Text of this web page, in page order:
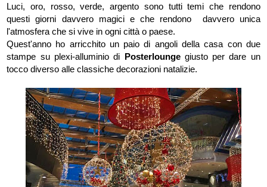
Luci, oro, rosso, verde, argento sono tutti temi che rendono
questi giorni davvero magici e che rendono davvero unica
l'atmosfera che si vive in ogni città o paese.
Quest'anno ho arricchito un paio di angoli della casa con due
stampe su plexi-alluminio di
Posterloungegiusto per dare un
tocco diverso alle classiche decorazioni natalizie.